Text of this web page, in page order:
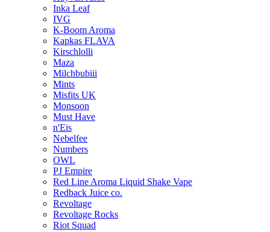
Inka Leaf
IVG
K-Boom Aroma
Kapkas FLAVA
Kirschlolli
Maza
Milchbubiii
Mints
Misfits UK
Monsoon
Must Have
n'Eis
Nebelfee
Numbers
OWL
PJ Empire
Red Line Aroma Liquid Shake Vape
Redback Juice co.
Revoltage
Revoltage Rocks
Riot Squad